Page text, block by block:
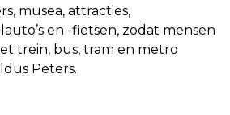
musea, attracties,
en -fietsen, zodat mensen
trein, bus, tram en metro
Peters.